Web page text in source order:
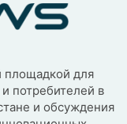
для
потребителей в
и обсуждения